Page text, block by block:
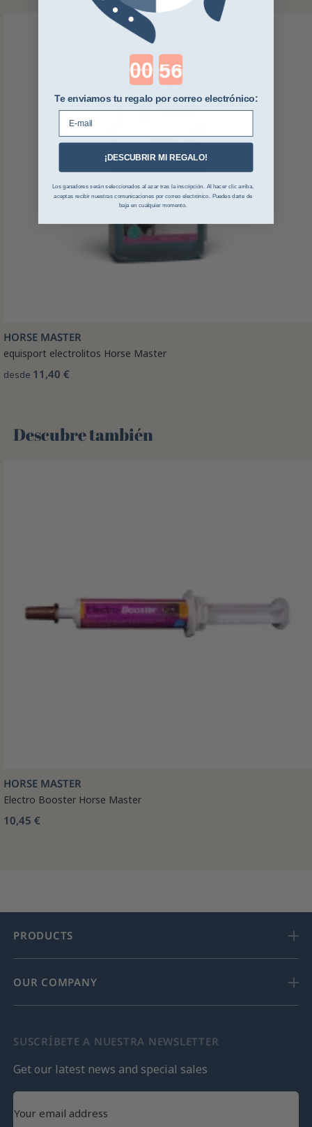
HORSE MASTER
equisport electrolitos Horse Master
desde 11,40 €
Descubre también 🌻
HORSE MASTER
Electro Booster Horse Master
10,45 €
PRODUCTS
OUR COMPANY
SUSCRÍBETE A NUESTRA NEWSLETTER
Get our latest news and special sales
Countdown ends in:
Te enviamos tu regalo por correo electrónico:
¡DESCUBRIR MI REGALO!
Los ganadores serán seleccionados al azar tras la inscripción. Al hacer clic arriba,
aceptas recibir nuestras comunicaciones por correo electrónico. Puedes darte de
baja en cualquier momento.